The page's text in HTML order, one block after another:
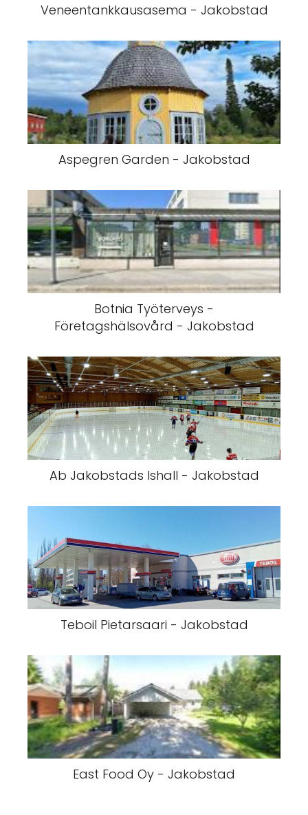
Veneentankkausasema - Jakobstad
Aspegren Garden - Jakobstad
Botnia Työterveys -
Företagshälsovård - Jakobstad
Ab Jakobstads Ishall - Jakobstad
Teboil Pietarsaari - Jakobstad
East Food Oy - Jakobstad